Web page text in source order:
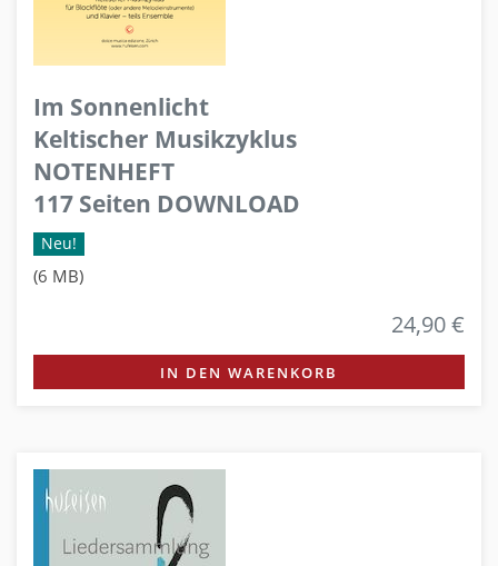
Im Sonnenlicht
Keltischer Musikzyklus
NOTENHEFT
117 Seiten DOWNLOAD
Neu!
(6 MB)
24,90 €
IN DEN WARENKORB